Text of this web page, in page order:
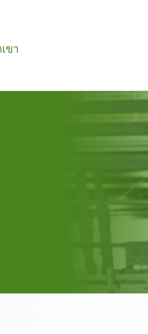
ขา